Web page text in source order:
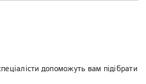
допоможуть вам підібрати